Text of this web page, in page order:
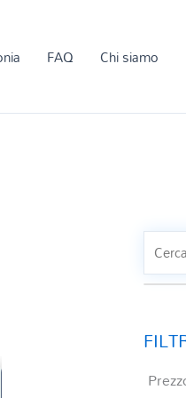
FAQ Chi siamo